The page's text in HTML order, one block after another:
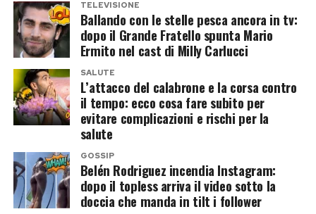
di aver scoperto comportamenti che avrebbe
vissuto come tradimenti. Due versioni della
stessa relazione che, ancora oggi, sembrano
difficili da conciliare.
Post Views: 171
rafforzato i dubbi di Paola e fatto precipitare la
situazione.
Lui aveva quindi lasciato il programma, mentre
tra i due erano volate accuse e parole pesanti.
Una chiusura che sembrava definitiva,
soprattutto perché Paola aveva parlato
apertamente di fiducia tradita.
Che fine ha fatto Antonio Marino?
TELEVISIONE
Ballando con le stelle pesca ancora in tv:
dopo il Grande Fratello spunta Mario
Ermito nel cast di Milly Carlucci
SALUTE
L’attacco del calabrone e la corsa contro
il tempo: ecco cosa fare subito per
evitare complicazioni e rischi per la
salute
GOSSIP
Belén Rodriguez incendia Instagram:
dopo il topless arriva il video sotto la
doccia che manda in tilt i follower